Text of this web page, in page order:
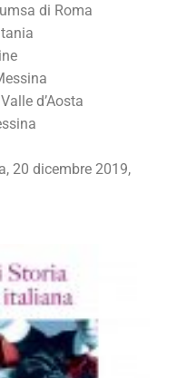
di Roma
d’Aosta
20 dicembre 2019,